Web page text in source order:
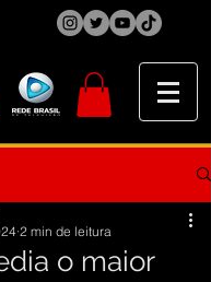
o maior
2 min de leitura